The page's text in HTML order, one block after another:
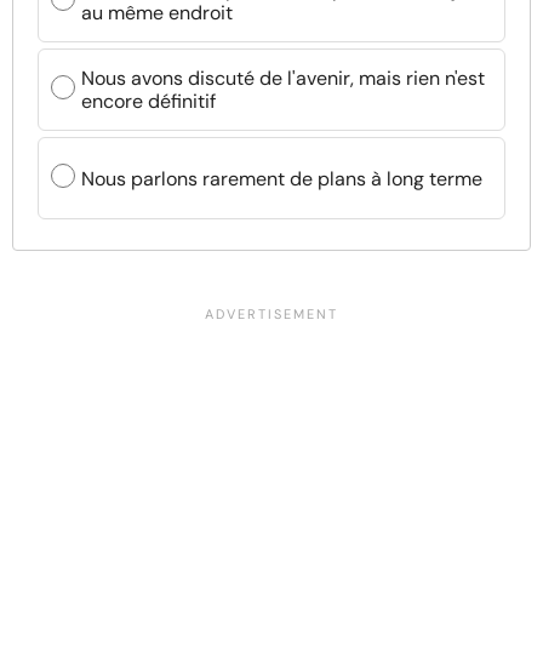
au même endroit
Nous avons discuté de l'avenir, mais rien n'est
encore définitif
Nous parlons rarement de plans à long terme